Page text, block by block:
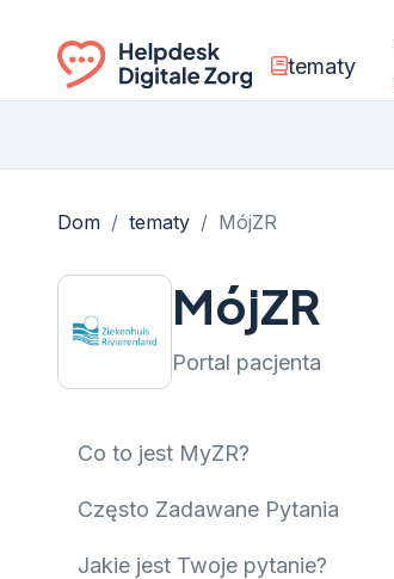
Ga naar de homepagina
tematy
Dom / tematy / MójZR
MójZR
Portal pacjenta
Co to jest MyZR?
Często Zadawane Pytania
Jakie jest Twoje pytanie?